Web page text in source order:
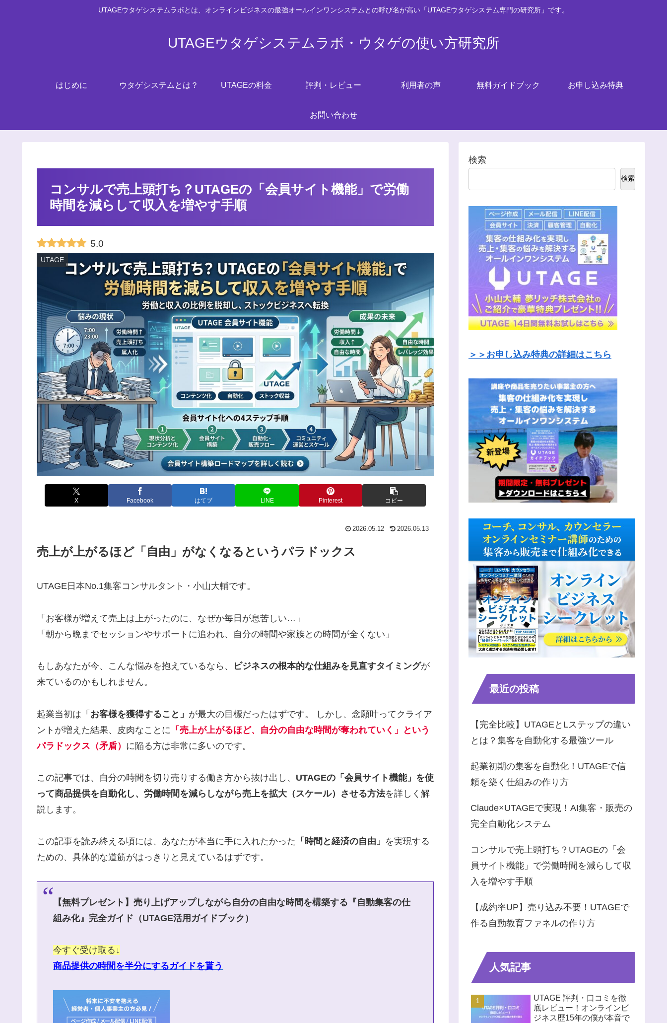
UTAGEウタゲシステムラボとは、オンラインビジネスの最強オールインワンシステムとの呼び名が高い「UTAGEウタゲシステム専門の研究所」です。
UTAGEウタゲシステムラボ・ウタゲの使い方研究所
はじめに ウタゲシステムとは？ UTAGEの料金 評判・レビュー 利用者の声 無料ガイドブック お申し込み特典
お問い合わせ
コンサルで売上頭打ち？UTAGEの「会員サイト機能」で労働
時間を減らして収入を増やす手順
5.0
UTAGE
X Facebook はてブ LINE Pinterest コピー
2026.05.12 2026.05.13
売上が上がるほど「自由」がなくなるというパラドックス
UTAGE日本No.1集客コンサルタント・小山大輔です。
「お客様が増えて売上は上がったのに、なぜか毎日が息苦しい…」
「朝から晩までセッションやサポートに追われ、自分の時間や家族との時間が全くない」
もしあなたが今、こんな悩みを抱えているなら、 ビジネスの根本的な仕組みを見直すタイミングが
来ているのかもしれません。
起業当初は「 お客様を獲得すること」 が最大の目標だったはずです。 しかし、念願叶ってクライア
ントが増えた結果、皮肉なことに 「売上が上がるほど、自分の自由な時間が奪われていく」という
パラドックス（矛盾） に陥る方は非常に多いのです。
この記事では、自分の時間を切り売りする働き方から抜け出し、 UTAGEの「会員サイト機能」を使
って商品提供を自動化し、労働時間を減らしながら売上を拡大（スケール）させる方法を詳しく解
説します。
この記事を読み終える頃には、あなたが本当に手に入れたかった 「時間と経済の自由」 を実現する
ための、具体的な道筋がはっきりと見えているはずです。
【無料プレゼント】売り上げアップしながら自分の自由な時間を構築する 『自動集客の仕
組み化』完全ガイド（UTAGE活用ガイドブック）
今すぐ受け取る↓
商品提供の時間を半分にするガイドを貰う
検索
検索
＞＞お申し込み特典の詳細はこちら
最近の投稿
【完全比較】UTAGEとLステップの違い
とは？集客を自動化する最強ツール
起業初期の集客を自動化！UTAGEで信
頼を築く仕組みの作り方
Claude×UTAGEで実現！AI集客・販売の
完全自動化システム
コンサルで売上頭打ち？UTAGEの「会
員サイト機能」で労働時間を減らして収
入を増やす手順
【成約率UP】売り込み不要！UTAGEで
作る自動教育ファネルの作り方
人気記事
UTAGE 評判・口コミを徹
底レビュー！オンラインビ
ジネス歴15年の僕が本音で